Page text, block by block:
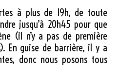
à plus de 19h, de toute
jusqu’à 20h45 pour que
(il n’y a pas de première
En guise de barrière, il y a
donc nous posons tous